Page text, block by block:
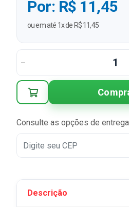
Por: R$ 11,45
ou em até 1x de R$ 11,45
Consulte as opções de entrega
Descrição